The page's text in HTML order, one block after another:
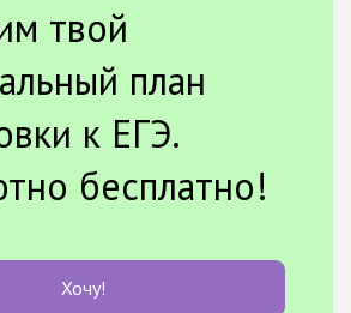
твой
план
к ЕГЭ.
бесплатно!
Хочу!